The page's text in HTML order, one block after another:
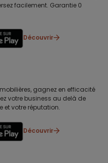
facilement. Garantie 0
Découvrir
gagnez en efficacité
votre business au delà de
et votre réputation.
Découvrir